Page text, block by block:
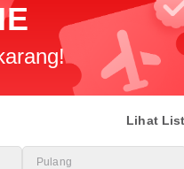
Lihat
Pulang